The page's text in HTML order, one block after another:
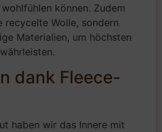
können. Zudem
recycelte Wolle, sondern
Materialien, um höchsten
dank Fleece-
haben wir das Innere mit